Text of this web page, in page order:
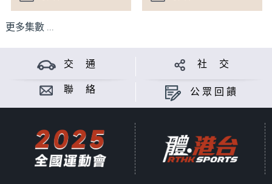
更多集數 ...
交 通 社 交
聯 絡 公眾回饋